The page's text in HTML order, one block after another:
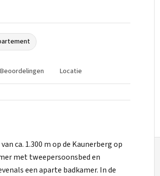
Beoordelingen Locatie
ca. 1.300 m op de Kaunerberg op
met tweepersoonsbed en
een aparte badkamer. In de